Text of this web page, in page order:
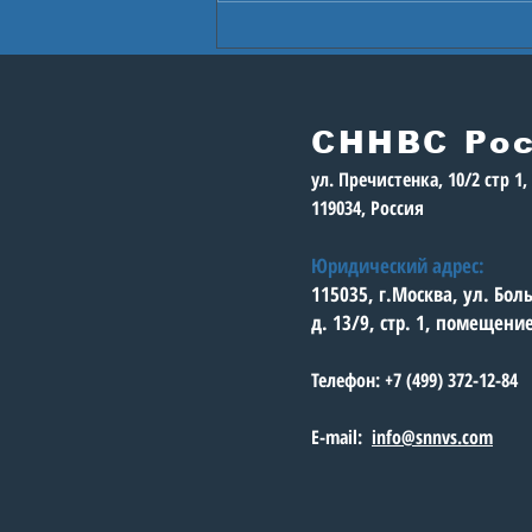
Игры будущего
СННВС
ул. Пречистенка, 10/2 стр
119034, Россия
Юридический адрес:
115035, г.Москва, ул.
д. 13/9, стр. 1,
Телефон: +7 (499) 372-12-84
E-mail: info@snnvs.com